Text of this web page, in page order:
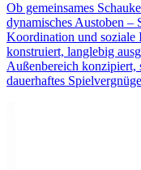
Ob gemeinsames
dynamisches Austoben –
Koordination und soziale
konstruiert, langlebig
Außenbereich konzipiert,
dauerhaftes